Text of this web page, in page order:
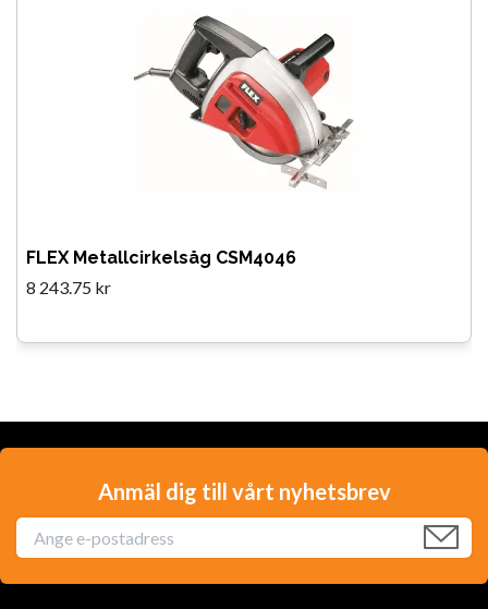
FLEX Metallcirkelsåg CSM4046
8 243.75 kr
Anmäl dig till vårt nyhetsbrev